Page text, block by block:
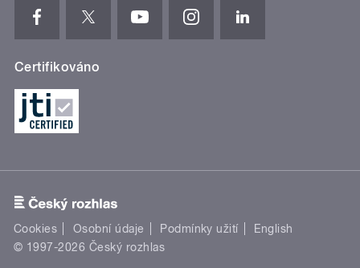
Certifikováno
Cookies Osobní údaje Podmínky užití
English
© 1997-2026 Český rozhlas